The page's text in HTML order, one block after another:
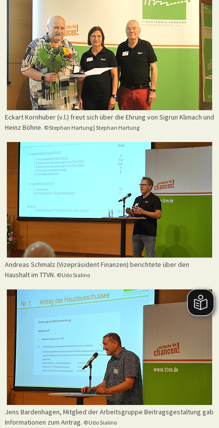
Eckart Kornhuber (v.l.) freut sich über die Ehrung von Sigrun Klimach und
Heinz Böhne. ©Stephan Hartung | Stephan Hartung
Andreas Schmalz (Vizepräsident Finanzen) berichtete über den
Haushalt im TTVN. ©Udo Sialino
Jens Bardenhagen, Mitglied der Arbeitsgruppe Beitragsgestaltung gab
Informationen zum Antrag. ©Udo Sialino